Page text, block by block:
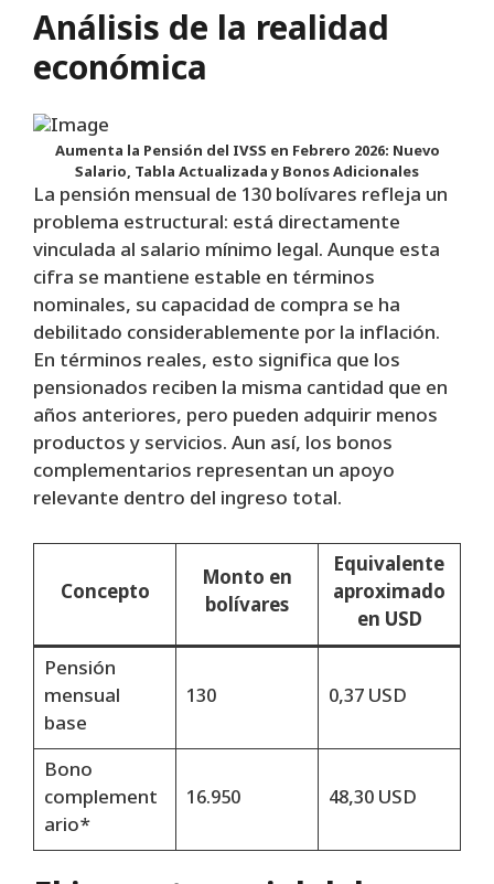
Análisis de la realidad
económica
Aumenta la Pensión del IVSS en Febrero 2026: Nuevo
Salario, Tabla Actualizada y Bonos Adicionales
La pensión mensual de 130 bolívares refleja un
problema estructural: está directamente
vinculada al salario mínimo legal. Aunque esta
cifra se mantiene estable en términos
nominales, su capacidad de compra se ha
debilitado considerablemente por la inflación.
En términos reales, esto significa que los
pensionados reciben la misma cantidad que en
años anteriores, pero pueden adquirir menos
productos y servicios. Aun así, los bonos
complementarios representan un apoyo
relevante dentro del ingreso total.
Concepto
Monto en
bolívares
Equivalente
aproximado
en USD
Pensión
mensual
base
130 0,37 USD
Bono
complement
ario*
16.950 48,30 USD